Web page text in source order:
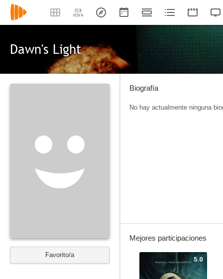
Dawn's Light
Favorito/a
Biografía
No hay actualmente ninguna
Mejores participaciones
5.0